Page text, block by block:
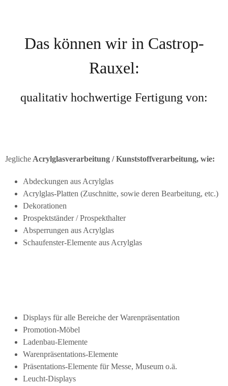
Das können wir in Castrop-
Rauxel:
qualitativ hochwertige Fertigung von:
Jegliche Acrylglasverarbeitung / Kunststoffverarbeitung, wie:
Abdeckungen aus Acrylglas
Acrylglas-Platten (Zuschnitte, sowie deren Bearbeitung, etc.)
Dekorationen
Prospektständer / Prospekthalter
Absperrungen aus Acrylglas
Schaufenster-Elemente aus Acrylglas
Displays für alle Bereiche der Warenpräsentation
Promotion-Möbel
Ladenbau-Elemente
Warenpräsentations-Elemente
Präsentations-Elemente für Messe, Museum o.ä.
Leucht-Displays